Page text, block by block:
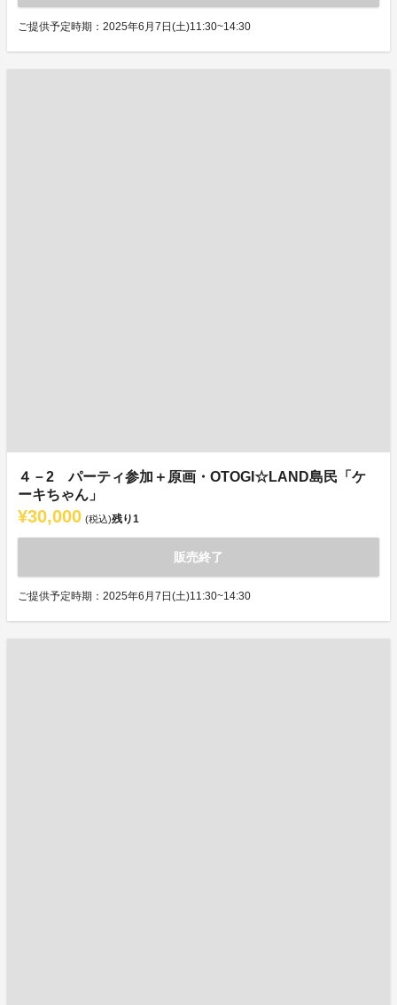
ご提供予定時期：2025年6月7日(土)11:30~14:30
４－2 パーティ参加＋原画・OTOGI☆LAND島民「ケ
ーキちゃん」
¥30,000 (税込)残り1
販売終了
ご提供予定時期：2025年6月7日(土)11:30~14:30